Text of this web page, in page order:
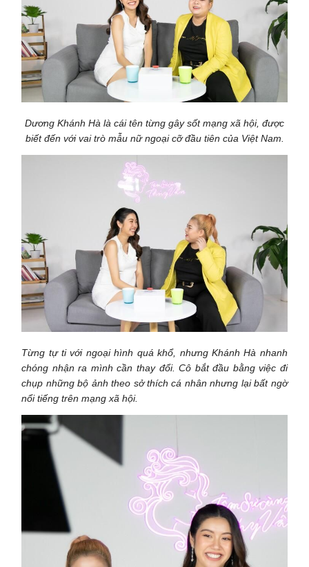
Dương Khánh Hà là cái tên từng gây sốt mạng xã hội, được
biết đến với vai trò mẫu nữ ngoại cỡ đầu tiên của Việt Nam.
Từng tự ti với ngoại hình quá khổ, nhưng Khánh Hà nhanh
chóng nhận ra mình cần thay đổi. Cô bắt đầu bằng việc đi
chụp những bộ ảnh theo sở thích cá nhân nhưng lại bất ngờ
nổi tiếng trên mạng xã hội.